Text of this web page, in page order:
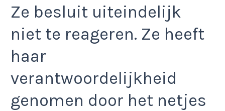
Ze besluit uiteindelijk
niet te reageren. Ze heeft
haar
verantwoordelijkheid
genomen door het netjes